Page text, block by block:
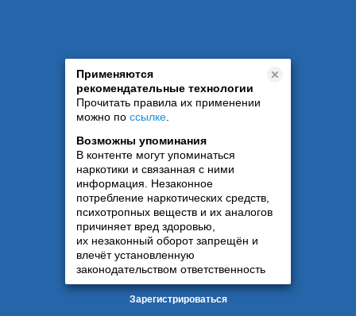
Применяются
рекомендательные технологии
Прочитать правила их применении
можно по ссылке
Возможны упоминания
В контенте могут упоминаться
наркотики и связанная с ними
информация. Незаконное
потребление наркотических средств,
психотропных веществ и их аналогов
причиняет вред здоровью,
их незаконный оборот запрещён и
влечёт установленную
законодательством ответственность
Зарегистрироваться